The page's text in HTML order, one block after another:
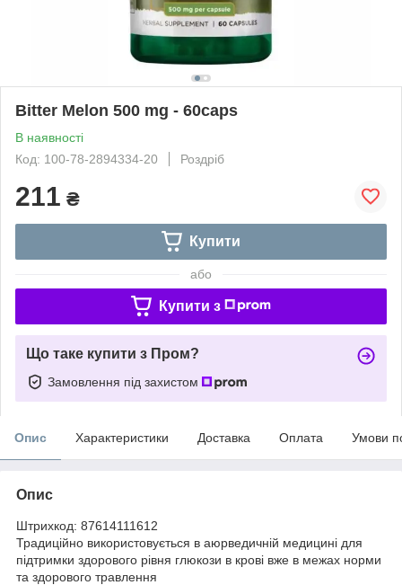
Bitter Melon 500 mg - 60caps
В наявності
Код: 100-78-2894334-20
Роздріб
211 ₴
Купити
або
Купити з
Що таке купити з Пром?
Замовлення під захистом
Опис Характеристики Доставка Оплата Умови
Опис
Штрихкод: 87614111612
Традиційно використовується в аюрведичній медицині для
підтримки здорового рівня глюкози в крові вже в межах норми
та здорового травлення